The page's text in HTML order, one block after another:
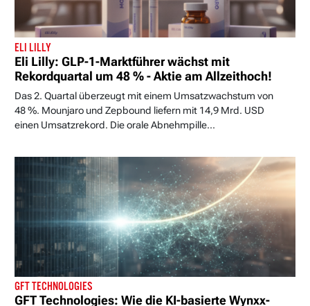
ELI LILLY
Eli Lilly: GLP-1-Marktführer wächst mit
Rekordquartal um 48 % - Aktie am Allzeithoch!
Das 2. Quartal überzeugt mit einem Umsatzwachstum von
48 %. Mounjaro und Zepbound liefern mit 14,9 Mrd. USD
einen Umsatzrekord. Die orale Abnehmpille...
GFT TECHNOLOGIES
GFT Technologies: Wie die KI-basierte Wynxx-